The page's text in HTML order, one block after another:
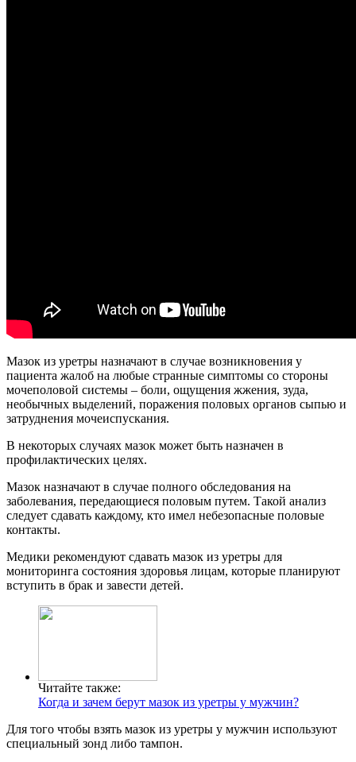
Мазок из уретры назначают в случае возникновения у
пациента жалоб на любые странные симптомы со стороны
мочеполовой системы – боли, ощущения жжения, зуда,
необычных выделений, поражения половых органов сыпью и
затруднения мочеиспускания.
В некоторых случаях мазок может быть назначен в
профилактических целях.
Мазок назначают в случае полного обследования на
заболевания, передающиеся половым путем. Такой анализ
следует сдавать каждому, кто имел небезопасные половые
контакты.
Медики рекомендуют сдавать мазок из уретры для
мониторинга состояния здоровья лицам, которые планируют
вступить в брак и завести детей.
Читайте также:
Когда и зачем берут мазок из уретры у мужчин?
Для того чтобы взять мазок из уретры у мужчин используют
специальный зонд либо тампон.